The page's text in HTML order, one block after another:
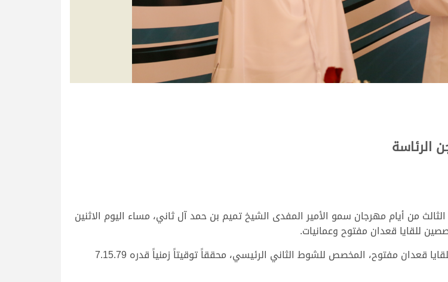
الرئاسة
من أيام مهرجان سمو الأمير المفدى الشيخ تميم بن حمد آل ثاني، مساء اليوم الاثنين
وكان بن زيتون قد قاد “لابق” ملك هجن الرئاسة، للفوز بالخنجر الذهبي للقايا قعدان مفتوح، المخصص للشوط الثاني الرئيسي، محققاً توقيتاً زمنياً قدره 7.15.79